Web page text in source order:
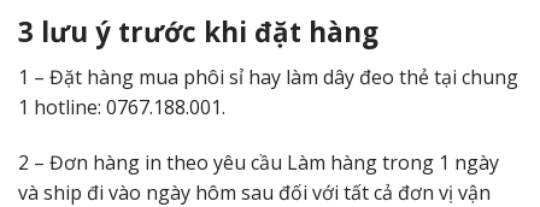
3 lưu ý trước khi đặt hàng
1 – Đặt hàng mua phôi sỉ hay làm dây đeo thẻ tại chung
1 hotline: 0767.188.001.
2 – Đơn hàng in theo yêu cầu Làm hàng trong 1 ngày
và ship đi vào ngày hôm sau đối với tất cả đơn vị vận